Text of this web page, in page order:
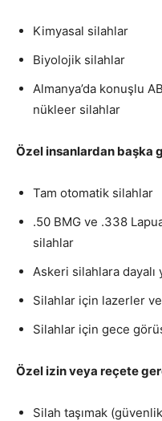
Kimyasal silahlar
Biyolojik silahlar
Almanya’da konuşlu
nükleer silahlar
Özel insanlardan başka
Tam otomatik silahlar
.50 BMG ve .338
silahlar
Askeri silahlara dayalı
Silahlar için lazerler
Silahlar için gece
Özel izin veya reçete
Silah taşımak